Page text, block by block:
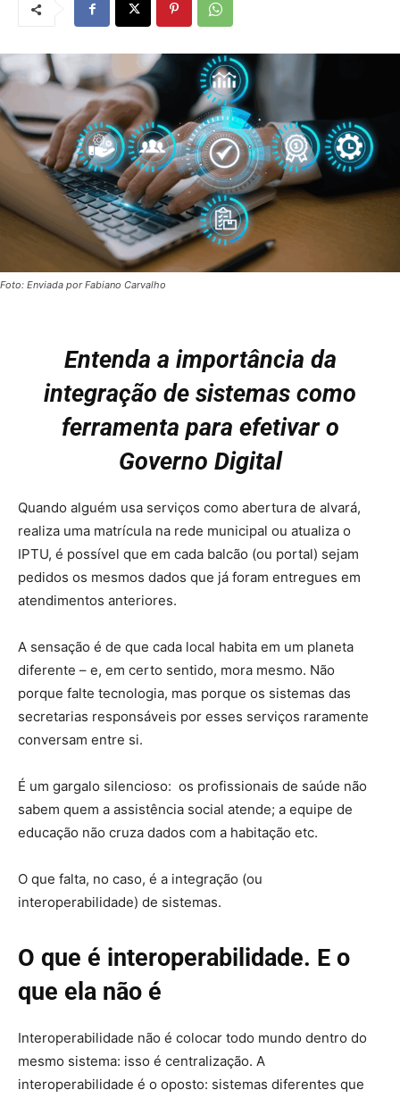
Foto: Enviada por Fabiano Carvalho
Entenda a importância da
integração de sistemas como
ferramenta para efetivar o
Governo Digital
Quando alguém usa serviços como abertura de alvará,
realiza uma matrícula na rede municipal ou atualiza o
IPTU, é possível que em cada balcão (ou portal) sejam
pedidos os mesmos dados que já foram entregues em
atendimentos anteriores.
A sensação é de que cada local habita em um planeta
diferente – e, em certo sentido, mora mesmo. Não
porque falte tecnologia, mas porque os sistemas das
secretarias responsáveis por esses serviços raramente
conversam entre si.
É um gargalo silencioso: os profissionais de saúde não
sabem quem a assistência social atende; a equipe de
educação não cruza dados com a habitação etc.
O que falta, no caso, é a integração (ou
interoperabilidade) de sistemas.
O que é interoperabilidade. E o
que ela não é
Interoperabilidade não é colocar todo mundo dentro do
mesmo sistema: isso é centralização. A
interoperabilidade é o oposto: sistemas diferentes que